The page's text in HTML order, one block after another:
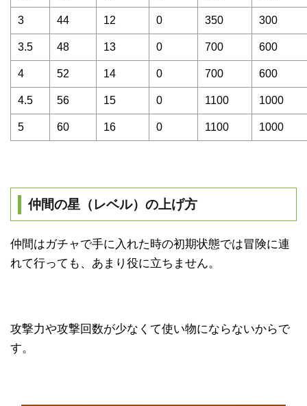
3 44 12 0 350 300
3.5 48 13 0 700 600
4 52 14 0 700 600
4.5 56 15 0 1100 1000
5 60 16 0 1100 1000
仲間の星（レベル）の上げ方
仲間はガチャで手に入れた時の初期状態では冒険に連
れて行っても、あまり役に立ちません。
攻撃力や攻撃回数が少なくて使い物にならないからで
す。